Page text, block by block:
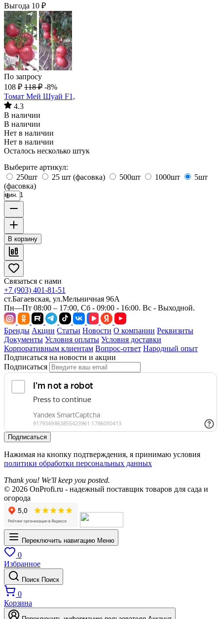
Выгода 10 ₽
По запросу
108 ₽ 118 ₽ -8%
Томат Мей Шуай F1,
4.3
В наличии
В наличии
Нет в наличии
Нет в наличии
Осталось несколько штук
Выберите артикул:
250шт
25 шт (фасовка) 500шт 1000шт
5шт
(фасовка)
мин. 1
В корзину
Связаться с нами
+7 (903) 401-81-51
ст.Багаевская, ул.Мельничная 96А
Пн—Пт 08:00 – 17:00, Сб - 09:00 - 16:00. Вс - Выходной.
Бренды Акции Статьи Новости О компании Реквизиты
Документы Условия оплаты Условия доставки
Корпоративным клиентам Вопрос-ответ Народный опыт
Подписаться на новости и акции
Подписаться
Подписаться
Нажимая на кнопку подтверждения, я принимаю условия
политики обработки персональных данных
Thank you! We'll keep you posted.
© 2026 OnProfi.ru - надежный поставщик товаров для сада и
огорода
Переключить навигацию Меню
0
Избранное
Поиск Поиск
0
Корзина